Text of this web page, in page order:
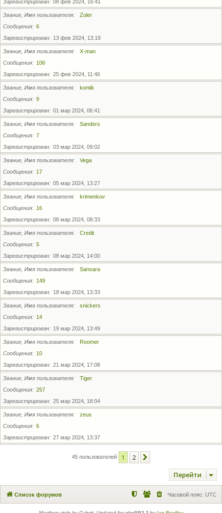
Зарегистрирован
08 фев 2024, 16:41
Звание, Имя пользователя
Zoler
Сообщения
6
Зарегистрирован
13 фев 2024, 13:19
Звание, Имя пользователя
X-man
Сообщения
106
Зарегистрирован
25 фев 2024, 11:46
Звание, Имя пользователя
kontik
Сообщения
9
Зарегистрирован
01 мар 2024, 06:41
Звание, Имя пользователя
Sanders
Сообщения
7
Зарегистрирован
03 мар 2024, 09:02
Звание, Имя пользователя
Vega
Сообщения
17
Зарегистрирован
05 мар 2024, 13:27
Звание, Имя пользователя
krimenkov
Сообщения
16
Зарегистрирован
08 мар 2024, 08:33
Звание, Имя пользователя
Credit
Сообщения
5
Зарегистрирован
08 мар 2024, 14:00
Звание, Имя пользователя
Sansara
Сообщения
149
Зарегистрирован
18 мар 2024, 13:33
Звание, Имя пользователя
snickers
Сообщения
14
Зарегистрирован
19 мар 2024, 13:49
Звание, Имя пользователя
Roomer
Сообщения
10
Зарегистрирован
21 мар 2024, 17:08
Звание, Имя пользователя
Tiger
Сообщения
257
Зарегистрирован
25 мар 2024, 18:04
Звание, Имя пользователя
zeus
Сообщения
6
Зарегистрирован
27 мар 2024, 13:37
45 пользователей 1 2
Перейти
Список форумов Часовой пояс: UTC